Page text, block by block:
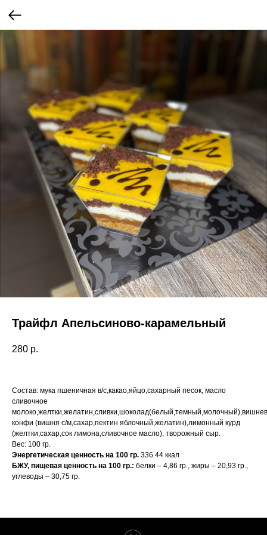
Трайфл Апельсиново-карамельный
280 р.
Состав: мука пшеничная в/с,какао,яйцо,сахарный песок, масло
сливочное
конфи (вишня с/м,сахар,пектин яблочный,желатин),лимонный курд
(желтки,сахар,сок лимона,сливочное масло), творожный сыр.
Вес: 100 гр.
Энергетическая ценность на 100 гр. 336.44 ккал
БЖУ, пищевая ценность на 100 гр.: белки – 4,86 гр., жиры – 20,93 гр.,
углеводы – 30,75 гр.